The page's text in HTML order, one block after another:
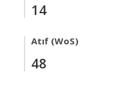
14
Atıf (WoS)
48